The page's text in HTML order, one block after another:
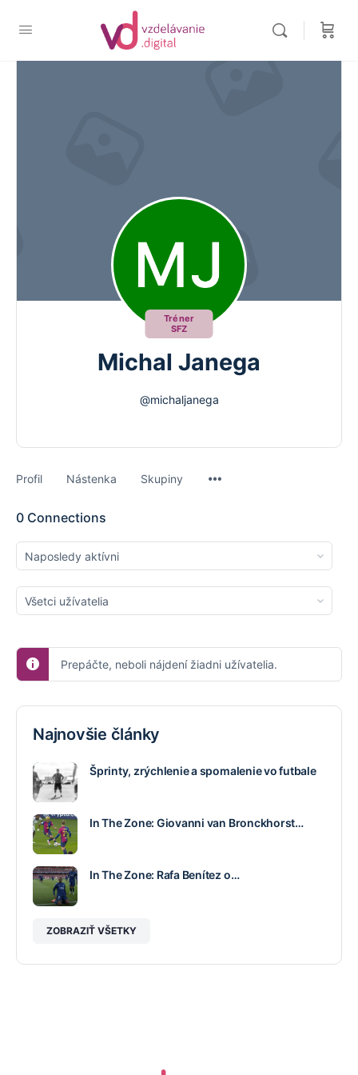
Tréner
SFZ
Michal Janega
@michaljanega
Profil Nástenka Skupiny
0 Connections
Show:
Show:
Prepáčte, neboli nájdení žiadni užívatelia.
Najnovšie články
Šprinty, zrýchlenie a spomalenie vo futbale
In The Zone: Giovanni van Bronckhorst…
In The Zone: Rafa Benítez o…
ZOBRAZIŤ VŠETKY